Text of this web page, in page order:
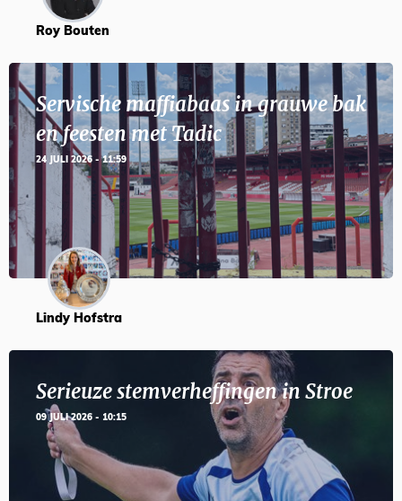
Roy Bouten
Servische maffiabaas in grauwe bak
en feesten met Tadic
24 JULI 2026 - 11:59
Lindy Hofstra
Serieuze stemverheffingen in Stroe
09 JULI 2026 - 10:15